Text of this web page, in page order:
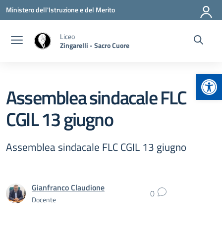
Vai ai contenuti
Vai al menu di navigazione
Vai al footer
Ministero dell'Istruzione e del Merito
Liceo
Zingarelli - Sacro Cuore
Assemblea sindacale FLC
CGIL 13 giugno
Assemblea sindacale FLC CGIL 13 giugno
Gianfranco Claudione
Docente 0